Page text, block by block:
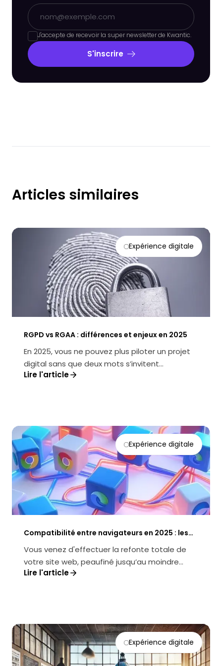
J'accepte de recevoir la super newsletter de Kwantic.
S'inscrire
Articles similaires
Expérience digitale
RGPD vs RGAA : différences et enjeux en 2025
En 2025, vous ne pouvez plus piloter un projet
digital sans que deux mots s’invitent
systématiquement à la table des déc...
Lire l'article
Expérience digitale
Compatibilité entre navigateurs en 2025 : les
clés d’une UX optimale
Vous venez d'effectuer la refonte totale de
votre site web, peaufiné jusqu’au moindre
détail. Sur le navigateur Chrome, ...
Lire l'article
Expérience digitale